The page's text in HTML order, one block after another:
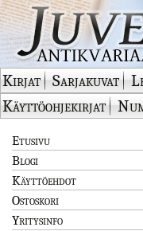
Kirjat Sarjakuvat
Käyttöohjekirjat
Etusivu
Blogi
Käyttöehdot
Ostoskori
Yritysinfo